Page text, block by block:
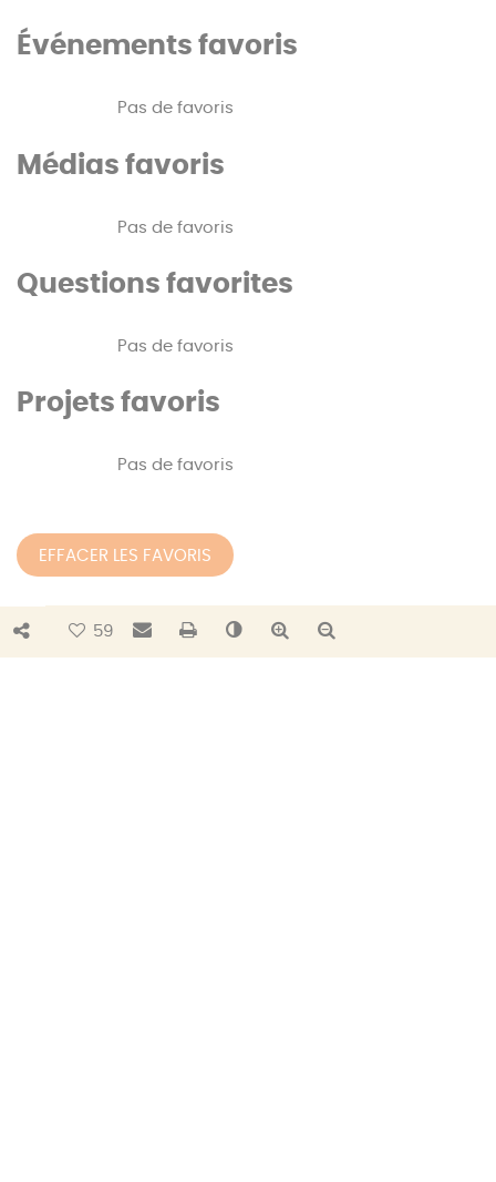
Bouton de partage
59 Envoyer par e-mail
ImprimerChanger le contraste
Agrandir le texte
Événements favoris
Pas de favoris
Médias favoris
Pas de favoris
Questions favorites
Pas de favoris
Projets favoris
Pas de favoris
EFFACER LES FAVORIS